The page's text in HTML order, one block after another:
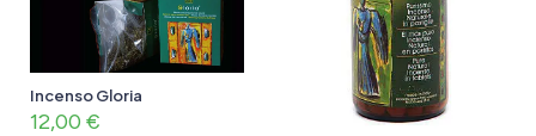
Incenso Gloria
12,00 €